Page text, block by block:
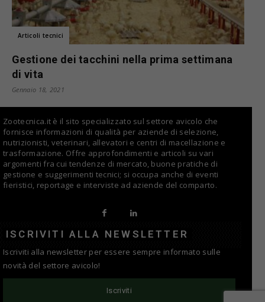
Articoli tecnici
Gestione dei tacchini nella prima settimana
di vita
Gennaio 18, 2021
Zootecnica.it è il sito specializzato sul settore avicolo che
fornisce informazioni di qualità per aziende di selezione,
nutrizionisti, veterinari, allevatori e centri di macellazione e
trasformazione. Offre approfondimenti e articoli su vari
argomenti fra cui tendenze di mercato, buone pratiche di
gestione e suggerimenti tecnici; si occupa anche di eventi
fieristici, reportage e interviste ad aziende del comparto.
ISCRIVITI ALLA NEWSLETTER
Iscriviti alla newsletter per essere sempre informato sulle
novità del settore avicolo!
Iscriviti